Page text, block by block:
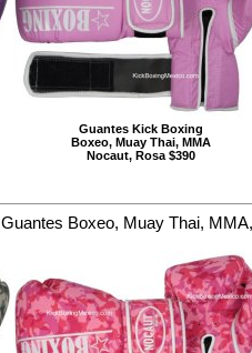
Guantes Kick Boxing
Boxeo, Muay Thai, MMA
Nocaut, Rosa $390
Guantes Boxeo, Muay Thai,